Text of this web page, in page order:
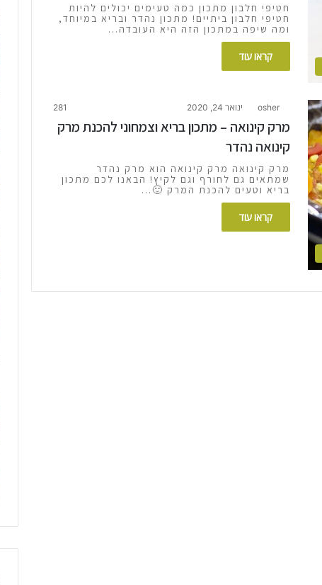
חטיפי חלבון מתכון כמה טעימים יכולים להיות
חטיפי חלבון ביתיים! מתכון נהדר ובריא במיוחד,
ומה שיפה במתכון הזה היא העובדה…
קראו עוד
osher ינואר 24, 2020 281
מרק קינואה – מתכון בריא וצמחוני להכנת מרק
קינואה נהדר
מרק קינואה מרק קינואה הוא מרק נהדר
שמתאים גם לחורף וגם לקיץ! הבאנו לכם מתכון
בריא וטעים להכנת המרק 🙂…
קראו עוד